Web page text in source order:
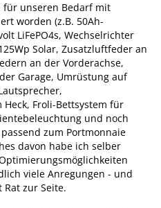
für unseren Bedarf mit
worden (z.B. 50Ah-
LiFePO4s, Wechselrichter
Solar, Zusatzluftfeder an
an der Vorderachse,
Garage, Umrüstung auf
Froli-Bettsystem für
und noch
zum Portmonnaie
davon habe ich selber
viele Anregungen - und
zur Seite.